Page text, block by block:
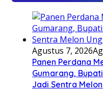
Agustus 7, 2026
Panen Perdana
Gumarang,
Jadi Sentra